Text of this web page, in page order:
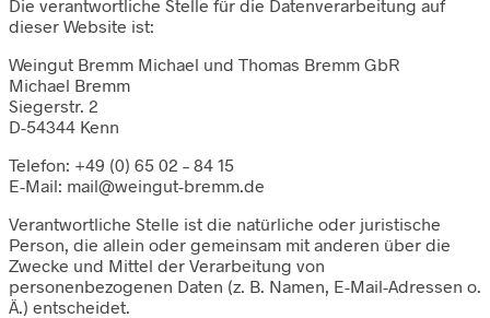
Die verantwortliche Stelle für die Datenverarbeitung auf
dieser Website ist:
Weingut Bremm Michael und Thomas Bremm GbR
Michael Bremm
Siegerstr. 2
D-54344 Kenn
Telefon: +49 (0) 65 02 – 84 15
E-Mail: mail@weingut-bremm.de
Verantwortliche Stelle ist die natürliche oder juristische
Person, die allein oder gemeinsam mit anderen über die
Zwecke und Mittel der Verarbeitung von
personenbezogenen Daten (z. B. Namen, E-Mail-Adressen o.
Ä.) entscheidet.